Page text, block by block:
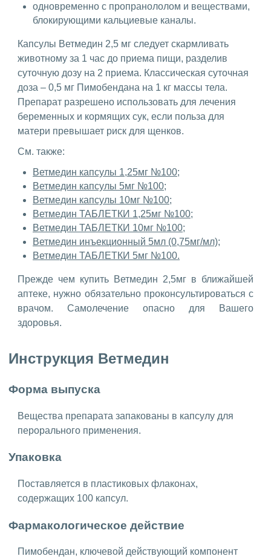
одновременно с пропранололом и веществами,
блокирующими кальциевые каналы.
Капсулы Ветмедин 2,5 мг следует скармливать
животному за 1 час до приема пищи, разделив
суточную дозу на 2 приема. Классическая суточная
доза – 0,5 мг Пимобендана на 1 кг массы тела.
Препарат разрешено использовать для лечения
беременных и кормящих сук, если польза для
матери превышает риск для щенков.
См. также:
Ветмедин капсулы 1,25мг №100;
Ветмедин капсулы 5мг №100;
Ветмедин капсулы 10мг №100;
Ветмедин ТАБЛЕТКИ 1,25мг №100;
Ветмедин ТАБЛЕТКИ 10мг №100;
Ветмедин инъекционный 5мл (0,75мг/мл);
Ветмедин ТАБЛЕТКИ 5мг №100.
Прежде чем купить Ветмедин 2,5мг в ближайшей
аптеке, нужно обязательно проконсультироваться с
врачом. Самолечение опасно для Вашего
здоровья.
Инструкция Ветмедин
Форма выпуска
Вещества препарата запакованы в капсулу для
перорального применения.
Упаковка
Поставляется в пластиковых флаконах,
содержащих 100 капсул.
Фармакологическое действие
Пимобендан, ключевой действующий компонент